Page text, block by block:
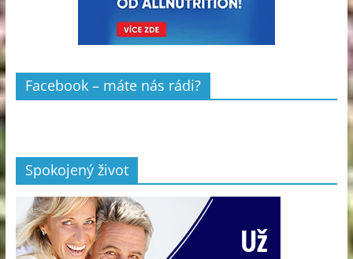
Facebook – máte nás rádi?
Spokojený život